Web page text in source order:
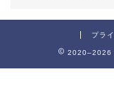
プラ
2020–2026